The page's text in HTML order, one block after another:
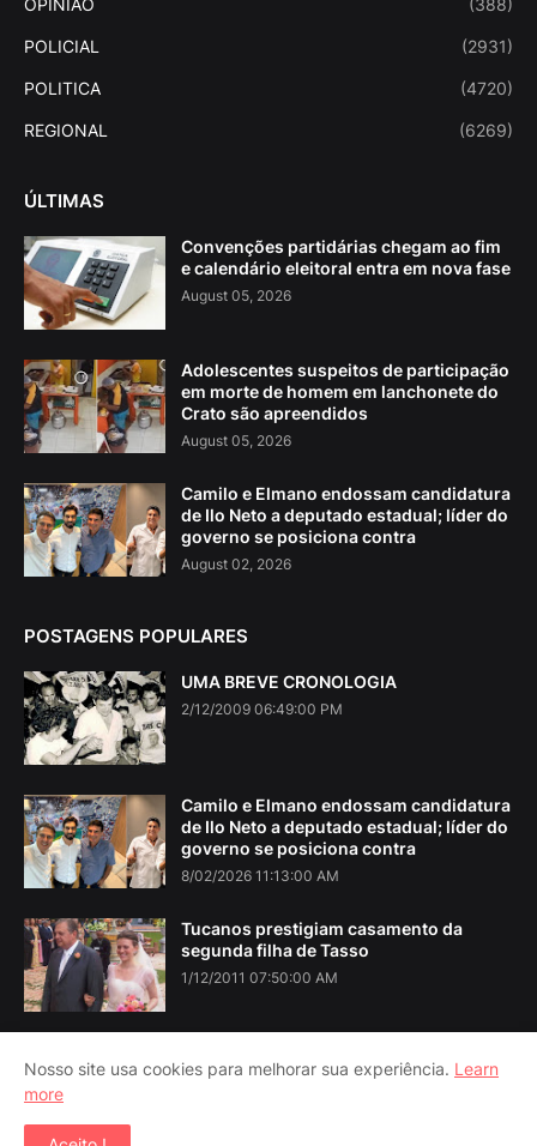
POLICIAL (2931)
POLITICA (4720)
REGIONAL (6269)
ÚLTIMAS
Convenções partidárias chegam ao fim
e calendário eleitoral entra em nova fase
August 05, 2026
Adolescentes suspeitos de participação
em morte de homem em lanchonete do
Crato são apreendidos
August 05, 2026
Camilo e Elmano endossam candidatura
de Ilo Neto a deputado estadual; líder do
governo se posiciona contra
August 02, 2026
POSTAGENS POPULARES
UMA BREVE CRONOLOGIA
2/12/2009 06:49:00 PM
Camilo e Elmano endossam candidatura
de Ilo Neto a deputado estadual; líder do
governo se posiciona contra
8/02/2026 11:13:00 AM
Tucanos prestigiam casamento da
segunda filha de Tasso
1/12/2011 07:50:00 AM
Nosso site usa cookies para melhorar sua experiência. Learn
more